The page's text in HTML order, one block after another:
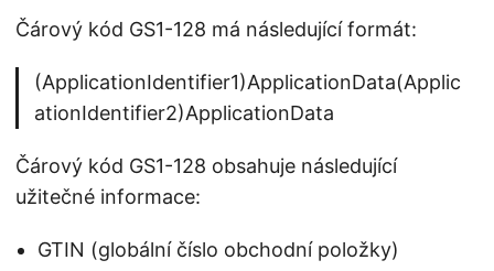
Čárový kód GS1-128 má následující formát:
(ApplicationIdentifier1)ApplicationData(Applic
ationIdentifier2)ApplicationData
Čárový kód GS1-128 obsahuje následující
užitečné informace:
GTIN (globální číslo obchodní položky)